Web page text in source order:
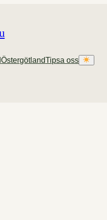
ÖstergötlandTipsa oss